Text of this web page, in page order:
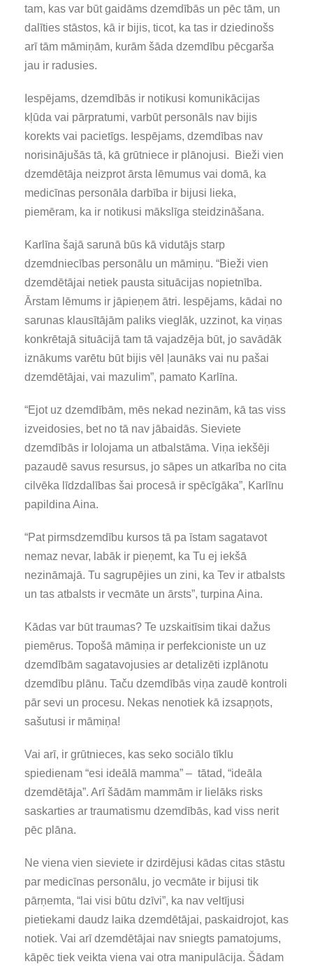
tam, kas var būt gaidāms dzemdībās un pēc tām, un
dalīties stāstos, kā ir bijis, ticot, ka tas ir dziedinošs
arī tām māmiņām, kurām šāda dzemdību pēcgarša
jau ir radusies.
Iespējams, dzemdībās ir notikusi komunikācijas
kļūda vai pārpratumi, varbūt personāls nav bijis
korekts vai pacietīgs. Iespējams, dzemdības nav
norisinājušās tā, kā grūtniece ir plānojusi. Bieži vien
dzemdētāja neizprot ārsta lēmumus vai domā, ka
medicīnas personāla darbība ir bijusi lieka,
piemēram, ka ir notikusi mākslīga steidzināšana.
Karlīna šajā sarunā būs kā vidutājs starp
dzemdniecības personālu un māmiņu. “Bieži vien
dzemdētājai netiek pausta situācijas nopietnība.
Ārstam lēmums ir jāpieņem ātri. Iespējams, kādai no
sarunas klausītājām paliks vieglāk, uzzinot, ka viņas
konkrētajā situācijā tam tā vajadzēja būt, jo savādāk
iznākums varētu būt bijis vēl ļaunāks vai nu pašai
dzemdētājai, vai mazulim”, pamato Karlīna.
“Ejot uz dzemdībām, mēs nekad nezinām, kā tas viss
izveidosies, bet no tā nav jābaidās. Sieviete
dzemdībās ir lolojama un atbalstāma. Viņa iekšēji
pazaudē savus resursus, jo sāpes un atkarība no cita
cilvēka līdzdalības šai procesā ir spēcīgāka”, Karlīnu
papildina Aina.
“Pat pirmsdzemdību kursos tā pa īstam sagatavot
nemaz nevar, labāk ir pieņemt, ka Tu ej iekšā
nezināmajā. Tu sagrupējies un zini, ka Tev ir atbalsts
un tas atbalsts ir vecmāte un ārsts”, turpina Aina.
Kādas var būt traumas? Te uzskaitīsim tikai dažus
piemērus. Topošā māmiņa ir perfekcioniste un uz
dzemdībām sagatavojusies ar detalizēti izplānotu
dzemdību plānu. Taču dzemdībās viņa zaudē kontroli
pār sevi un procesu. Nekas nenotiek kā izsapņots,
sašutusi ir māmiņa!
Vai arī, ir grūtnieces, kas seko sociālo tīklu
spiedienam “esi ideālā mamma” – tātad, “ideāla
dzemdētāja”. Arī šādām mammām ir lielāks risks
saskarties ar traumatismu dzemdībās, kad viss nerit
pēc plāna.
Ne viena vien sieviete ir dzirdējusi kādas citas stāstu
par medicīnas personālu, jo vecmāte ir bijusi tik
pārņemta, “lai visi būtu dzīvi”, ka nav veltījusi
pietiekami daudz laika dzemdētājai, paskaidrojot, kas
notiek. Vai arī dzemdētājai nav sniegts pamatojums,
kāpēc tiek veikta viena vai otra manipulācija. Šādam